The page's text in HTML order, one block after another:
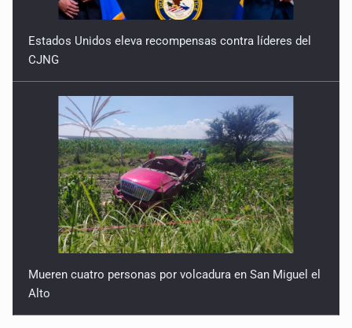
Estados Unidos eleva recompensas contra líderes del
CJNG
Mueren cuatro personas por volcadura en San Miguel el
Alto